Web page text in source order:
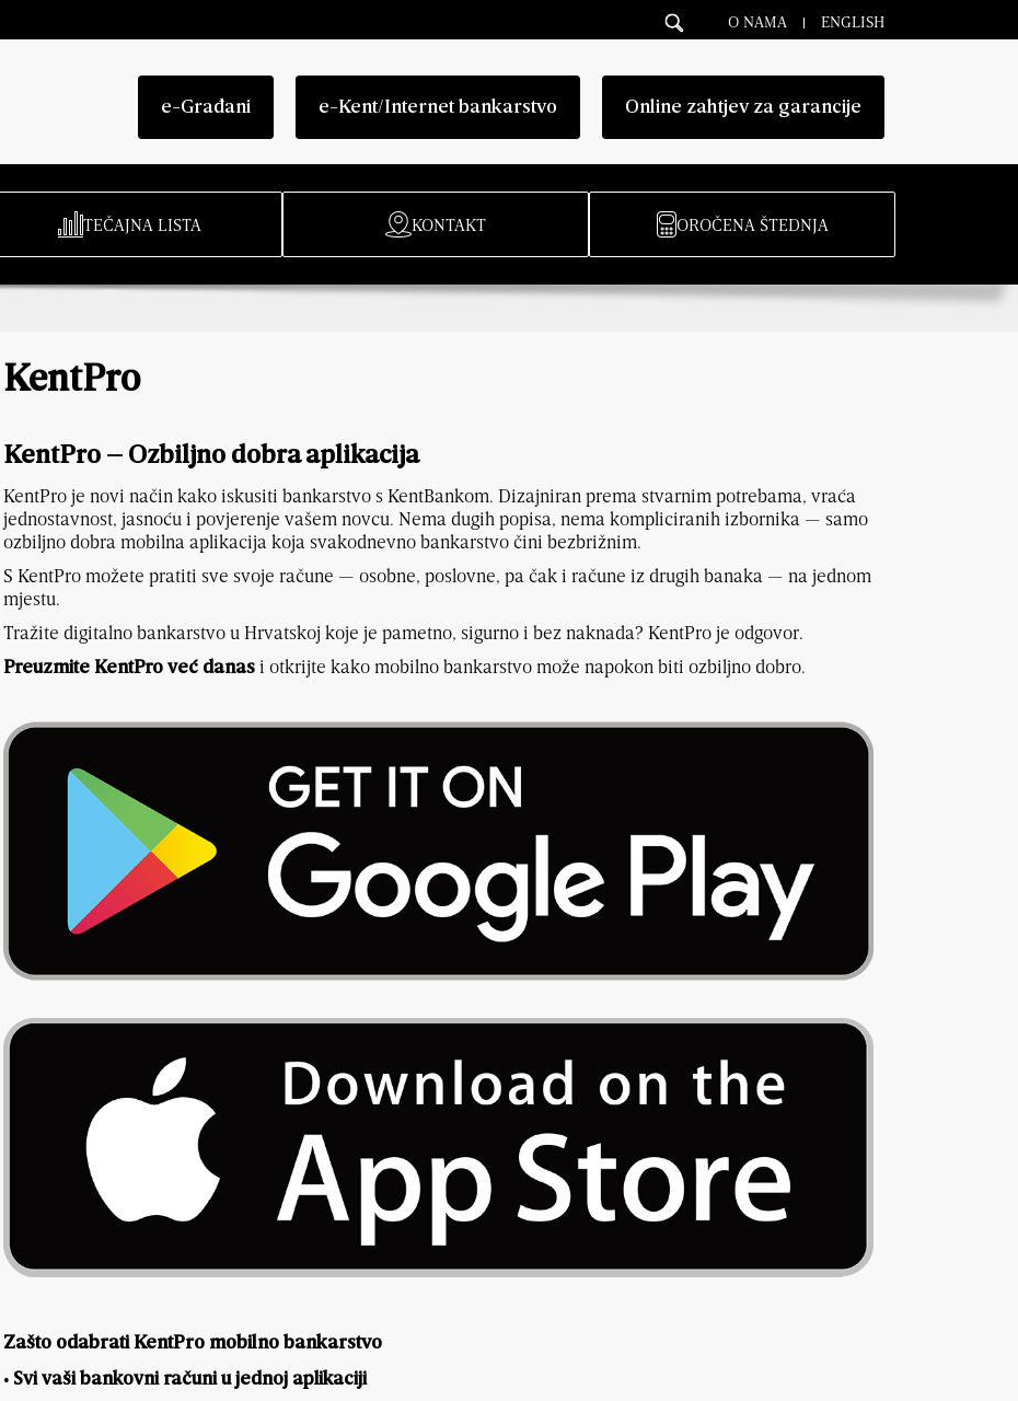
O NAMA ENGLISH
e-Građani e-Kent/Internet bankarstvo Online zahtjev za garancije
TEČAJNA LISTA KONTAKT OROČENA ŠTEDNJA
KentPro
KentPro – Ozbiljno dobra aplikacija
KentPro je novi način kako iskusiti bankarstvo s KentBankom. Dizajniran prema stvarnim potrebama, vraća
jednostavnost, jasnoću i povjerenje vašem novcu. Nema dugih popisa, nema kompliciranih izbornika — samo
ozbiljno dobra mobilna aplikacija koja svakodnevno bankarstvo čini bezbrižnim.
S KentPro možete pratiti sve svoje račune — osobne, poslovne, pa čak i račune iz drugih banaka — na jednom
mjestu.
Tražite digitalno bankarstvo u Hrvatskoj koje je pametno, sigurno i bez naknada? KentPro je odgovor.
Preuzmite KentPro već danas i otkrijte kako mobilno bankarstvo može napokon biti ozbiljno dobro.
Zašto odabrati KentPro mobilno bankarstvo
• Svi vaši bankovni računi u jednoj aplikaciji